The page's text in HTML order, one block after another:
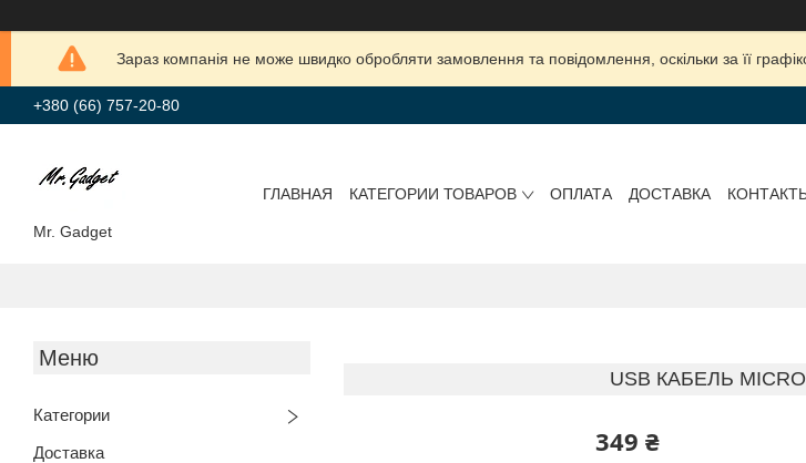
Зараз компанія не може швидко обробляти замовлення та повідомлення, оскільки за її
+380 (66) 757-20-80
Mr. Gadget
ГЛАВНАЯ КАТЕГОРИИ ТОВАРОВ ОПЛАТА ДОСТАВКА
Категории
Доставка
USB КАБЕЛЬ
349 ₴